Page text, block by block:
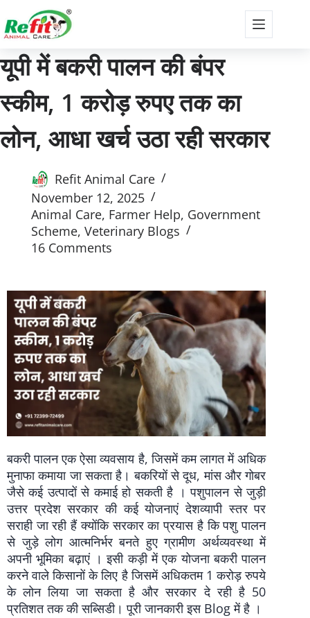
यूपी में बकरी पालन की बंपर
स्कीम, 1 करोड़ रुपए तक का
लोन, आधा खर्च उठा रही सरकार
Refit Animal Care
November 12, 2025
Animal Care, Farmer Help, Government
Scheme, Veterinary Blogs
16 Comments
बकरी पालन एक ऐसा व्यवसाय है, जिसमें कम लागत में अधिक
मुनाफा कमाया जा सकता है। बकरियों से दूध, मांस और गोबर
जैसे कई उत्पादों से कमाई हो सकती है । पशुपालन से जुड़ी
उत्तर प्रदेश सरकार की कई योजनाएं देशव्यापी स्तर पर
सराही जा रही हैं क्योंकि सरकार का प्रयास है कि पशु पालन
से जुड़े लोग आत्मनिर्भर बनते हुए ग्रामीण अर्थव्यवस्था में
अपनी भूमिका बढ़ाएं । इसी कड़ी में एक योजना बकरी पालन
करने वाले किसानों के लिए है जिसमें अधिकतम 1 करोड़ रुपये
के लोन लिया जा सकता है और सरकार दे रही है 50
प्रतिशत तक की सब्सिडी। पूरी जानकारी इस Blog में है ।